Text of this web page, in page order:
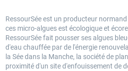
RessourSée est un producteur
ces micro-algues est écologique et
RessourSée fait pousser ses algues
d'eau chauffée par de l'énergie
la Sée dans la Manche, la société de
proximité d'un site d'enfouissement de